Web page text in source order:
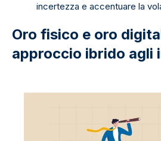
incertezza e accentuare la
Oro fisico e oro
approccio ibrido agli